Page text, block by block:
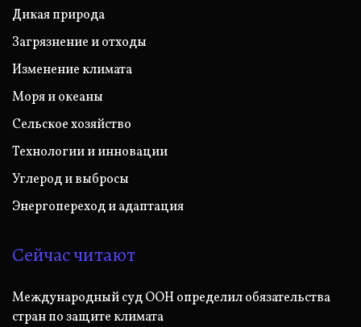
Дикая природа
Загрязнение и отходы
Изменение климата
Моря и океаны
Сельское хозяйство
Технологии и инновации
Углерод и выбросы
Энергопереход и адаптация
Сейчас читают
Международный суд ООН определил обязательства
стран по защите климата